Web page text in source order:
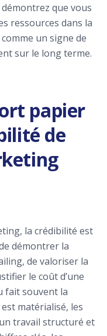
que vous
ressources dans la
un signe de
sur le long terme.
papier
de
la crédibilité est
démontrer la
de valoriser la
le coût d’une
fait souvent la
matérialisé, les
travail structuré et